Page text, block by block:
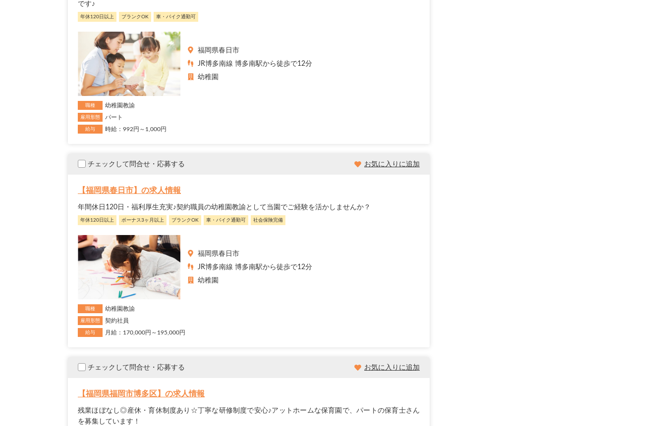
です♪
年休120日以上 ブランクOK 車・バイク通勤可
福岡県春日市
JR博多南線 博多南駅から徒歩で12分
幼稚園
職種 幼稚園教諭
雇用形態 パート
給与 時給：992円～1,000円
チェックして問合せ・応募する お気に入りに追加
【福岡県春日市】の求人情報
年間休日120日・福利厚生充実♪契約職員の幼稚園教諭として当園でご経験を活かしませんか？
年休120日以上 ボーナス3ヶ月以上 ブランクOK 車・バイク通勤可 社会保険完備
福岡県春日市
JR博多南線 博多南駅から徒歩で12分
幼稚園
職種 幼稚園教諭
雇用形態 契約社員
給与 月給：170,000円～195,000円
チェックして問合せ・応募する お気に入りに追加
【福岡県福岡市博多区】の求人情報
残業ほぼなし◎産休・育休制度あり☆丁寧な研修制度で安心♪アットホームな保育園で、パートの保育士さん
を募集しています！